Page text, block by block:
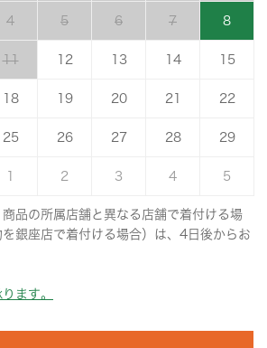
4 5 6 7 8
11 12 13 14 15
18 19 20 21 22
25 26 27 28 29
2 3 4 5
品の所属店舗と異なる店舗で着付ける場
銀座店で着付ける場合）は、4日後からお
ます。